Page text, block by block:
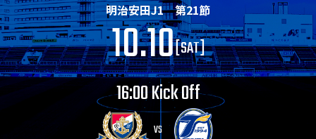
明治安田J1 第21節
10.10[SAT]
16:00 Kick Off
VS